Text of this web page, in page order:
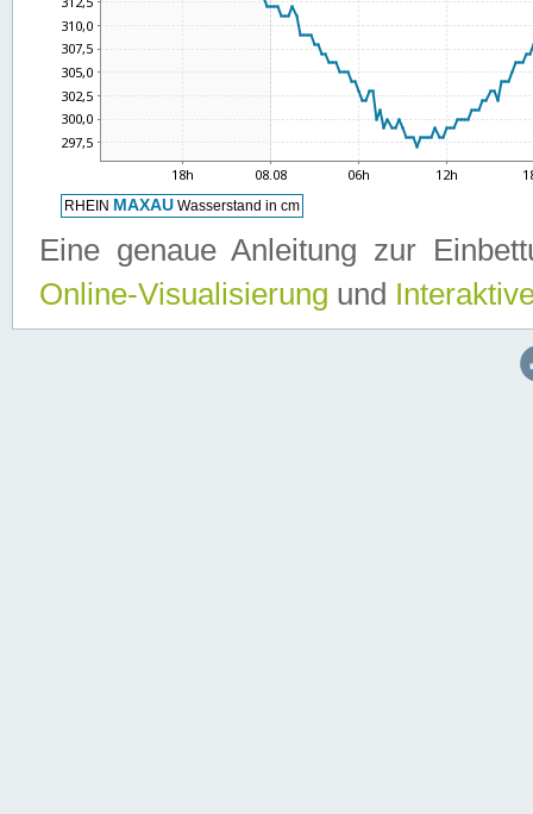
Eine genaue Anleitung zur
Online-Visualisierung und